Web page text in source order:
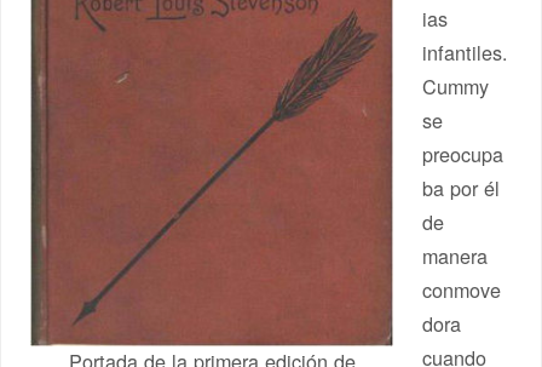
Portada de la primera edición de
ias
infantiles.
Cummy
se
preocupa
ba por él
de
manera
conmove
dora
cuando